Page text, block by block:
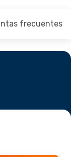
frecuentes